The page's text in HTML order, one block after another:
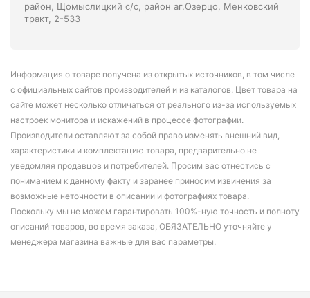
район, Щомыслицкий с/с, район аг.Озерцо, Менковский
тракт, 2-533
Информация о товаре получена из открытых источников, в том числе
с официальных сайтов производителей и из каталогов. Цвет товара на
сайте может несколько отличаться от реального из-за используемых
настроек монитора и искажений в процессе фотографии.
Производители оставляют за собой право изменять внешний вид,
характеристики и комплектацию товара, предварительно не
уведомляя продавцов и потребителей. Просим вас отнестись с
пониманием к данному факту и заранее приносим извинения за
возможные неточности в описании и фотографиях товара.
Поскольку мы не можем гарантировать 100%-ную точность и полноту
описаний товаров, во время заказа, ОБЯЗАТЕЛЬНО уточняйте у
менеджера магазина важные для вас параметры.